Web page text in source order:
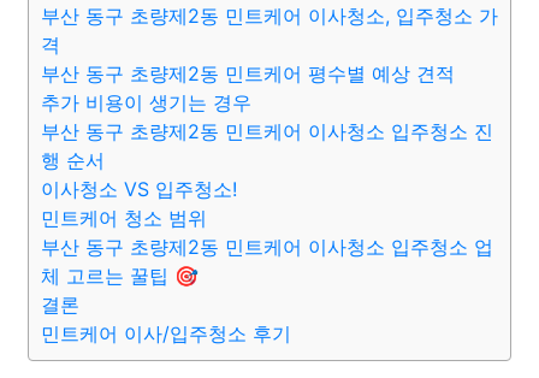
부산 동구 초량제2동 민트케어 이사청소, 입주청소 가
격
부산 동구 초량제2동 민트케어 평수별 예상 견적
추가 비용이 생기는 경우
부산 동구 초량제2동 민트케어 이사청소 입주청소 진
행 순서
이사청소 VS 입주청소!
민트케어 청소 범위
부산 동구 초량제2동 민트케어 이사청소 입주청소 업
체 고르는 꿀팁 🎯
결론
민트케어 이사/입주청소 후기